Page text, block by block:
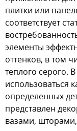
плитки или
соответствует
элементы
оттенков, в том
теплого серого.
использоваться
определенных
представлен
вазами,